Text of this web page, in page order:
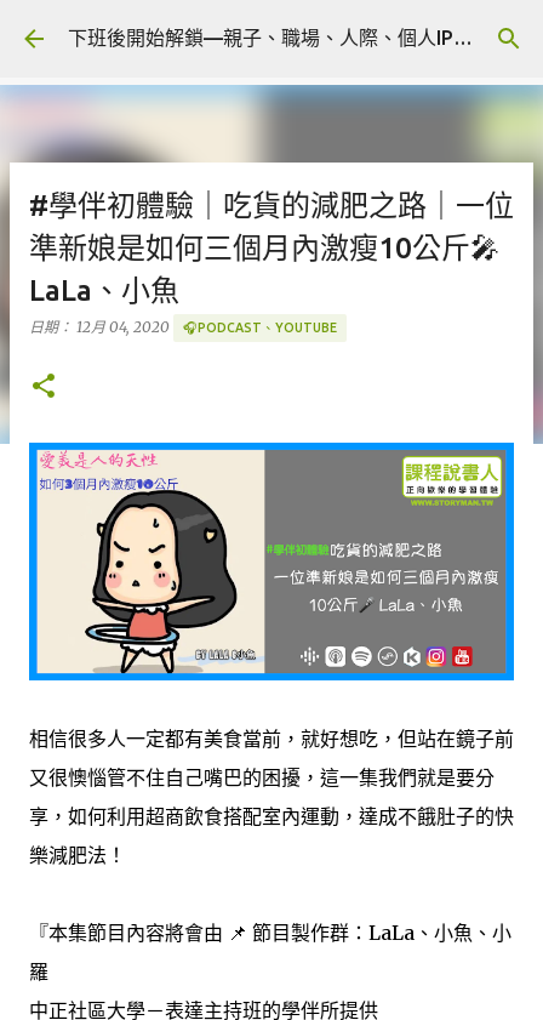
跳到主要內容 下班後開始解鎖—親子、職場、人際、個人IP 🎧 Podcast
#學伴初體驗｜吃貨的減肥之路｜一位
準新娘是如何三個月內激瘦10公斤🎤
LaLa、小魚
日期： 12月 04, 2020 🎧PODCAST、YOUTUBE
相信很多人一定都有美食當前，就好想吃，但站在鏡子前
又很懊惱管不住自己嘴巴的困擾，這一集我們就是要分
享，如何利用超商飲食搭配室內運動，達成不餓肚子的快
樂減肥法！
『本集節目內容將會由 📌 節目製作群：LaLa、小魚、小
羅
中正社區大學－表達主持班的學伴所提供